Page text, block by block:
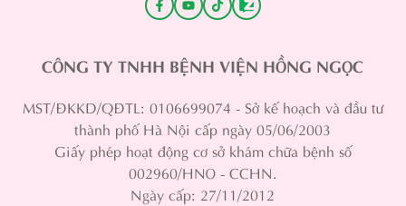
CÔNG TY TNHH BỆNH VIỆN HỒNG NGỌC
MST/ĐKKD/QĐTL: 0106699074 - Sở kế hoạch và đầu tư
thành phố Hà Nội cấp ngày 05/06/2003
Giấy phép hoạt động cơ sở khám chữa bệnh số
002960/HNO - CCHN.
Ngày cấp: 27/11/2012